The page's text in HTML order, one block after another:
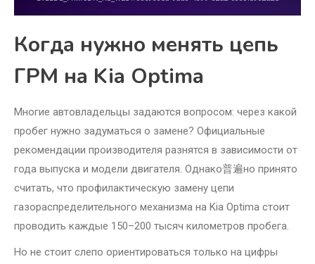
Когда нужно менять цепь
ГРМ на Kia Optima
Многие автовладельцы задаются вопросом: через какой
пробег нужно задуматься о замене? Официальные
рекомендации производителя разнятся в зависимости от
года выпуска и модели двигателя. Однако普遍но принято
считать, что профилактическую замену цепи
газораспределительного механизма на Kia Optima стоит
проводить каждые 150–200 тысяч километров пробега.
Но не стоит слепо ориентироваться только на цифры